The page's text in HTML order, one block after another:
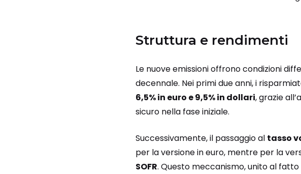
Struttura e rendimenti
Le nuove emissioni offrono condizioni
decennale. Nei primi due anni, i
6,5% in euro e 9,5% in dollari, grazie
sicuro nella fase iniziale.
Successivamente, il passaggio al tasso
per la versione in euro, mentre per la
SOFR. Questo meccanismo, unito al